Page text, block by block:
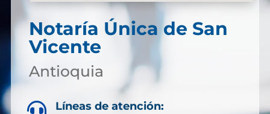
Notaría Única de San
Vicente
Antioquia
Líneas de atención: